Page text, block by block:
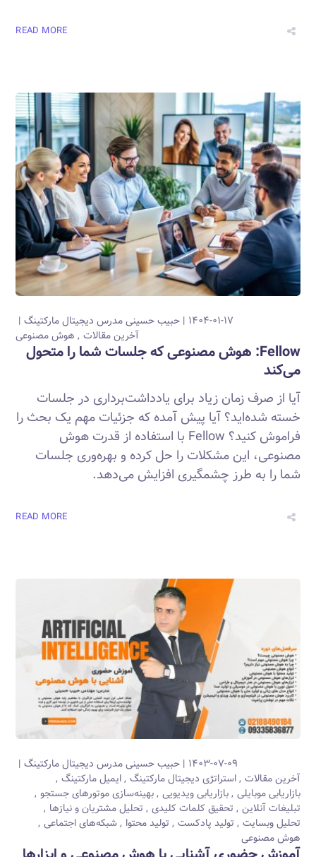
READ MORE
۱۴۰۴-۰۱-۱۷ حبیب حسینیمدرس دیجیتال مارکتینگ
آخرین مقالات
هوش مصنوعی
Fellow: هوش مصنوعی که جلسات شما را متحول
می‌کند
آیا از صرف زمان زیاد برای یادداشت‌برداری در جلسات
خسته شده‌اید؟ آیا پیش آمده که جزئیات مهم یک بحث را
فراموش کنید؟ Fellow با استفاده از قدرت هوش
مصنوعی، این مشکلات را حل کرده و بهره‌وری جلسات
شما را به طرز چشمگیری افزایش می‌دهد.
READ MORE
۱۴۰۳-۰۷-۰۹ حبیب حسینیمدرس دیجیتال مارکتینگ
آخرین مقالات استراتژی دیجیتال مارکتینگ ایمیل مارکتینگ
بازاریابی موبایلی بازاریابی ویدیویی بهینه‌سازی موتورهای جستجو
تبلیغات آنلاین تحقیق کلمات کلیدی تحلیل مشتریان و نیازها
تحلیل وبسایت تولید پادکست تولید محتوا
شبکه‌های اجتماعی
هوش مصنوعی